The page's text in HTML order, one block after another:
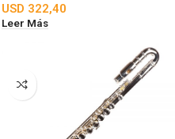
USD 322,40
Leer Más